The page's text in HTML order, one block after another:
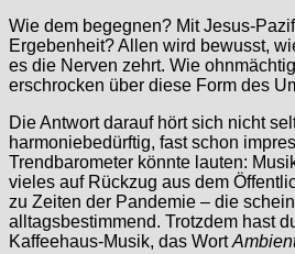
Wie dem begegnen? Mit Jesus-
Ergebenheit? Allen wird bewusst,
es die Nerven zehrt. Wie
erschrocken über diese Form des
Die Antwort darauf hört sich nicht
harmoniebedürftig, fast schon
Trendbarometer könnte lauten:
vieles auf Rückzug aus dem
zu Zeiten der Pandemie – die
alltagsbestimmend. Trotzdem hast
Kaffeehaus-Musik, das Wort